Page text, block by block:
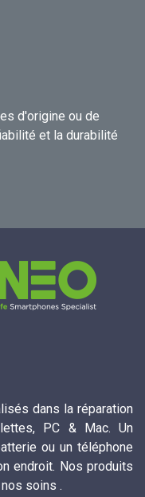
d'origine ou de
et la durabilité
dans la réparation
PC & Mac. Un
ou un téléphone
endroit. Nos produits
soins .